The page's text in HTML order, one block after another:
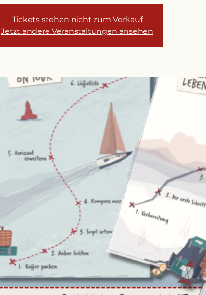
Tickets stehen nicht zum Verkauf
Jetzt andere Veranstaltungen ansehen